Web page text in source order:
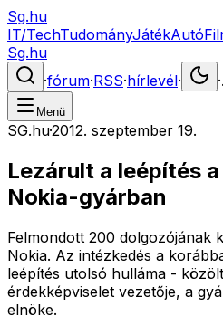
Sg.hu
IT/TechTudományJátékAutó
Sg.hu
·fórum·RSS·hírlevél· ·
Menü
SG.hu·2012. szeptember 19.
Lezárult a leépítés
Nokia-gyárban
Felmondott 200 dolgozójának
Nokia. Az intézkedés a
leépítés utolsó hulláma -
érdekképviselet vezetője, a
elnöke.